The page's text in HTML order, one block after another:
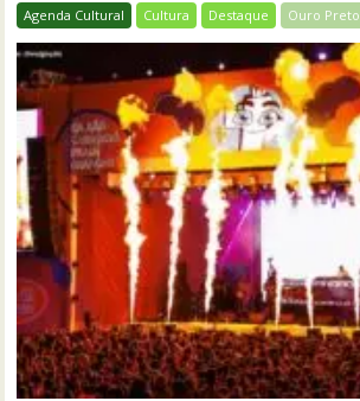
Agenda Cultural Cultura Destaque Ouro Preto